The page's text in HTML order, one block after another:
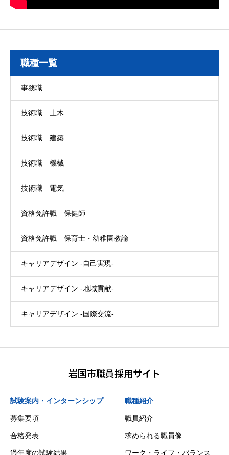
職種一覧
事務職
技術職 土木
技術職 建築
技術職 機械
技術職 電気
資格免許職 保健師
資格免許職 保育士・幼稚園教諭
キャリアデザイン -自己実現-
キャリアデザイン -地域貢献-
キャリアデザイン -国際交流-
岩国市職員採用サイト
試験案内・インターンシップ
募集要項
合格発表
過年度の試験結果
職種紹介
職員紹介
求められる職員像
ワーク・ライフ・バランス